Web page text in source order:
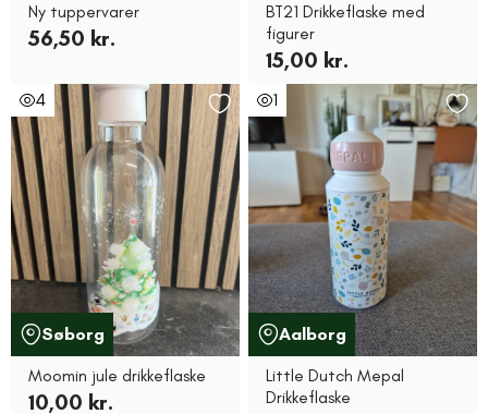
Ny tuppervarer
56,50 kr.
BT21 Drikkeflaske med
figurer
15,00 kr.
4
Søborg
Moomin jule drikkeflaske
10,00 kr.
1
Aalborg
Little Dutch Mepal
Drikkeflaske